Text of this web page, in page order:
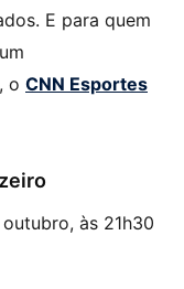
E para quem
o CNN Esportes
às 21h30